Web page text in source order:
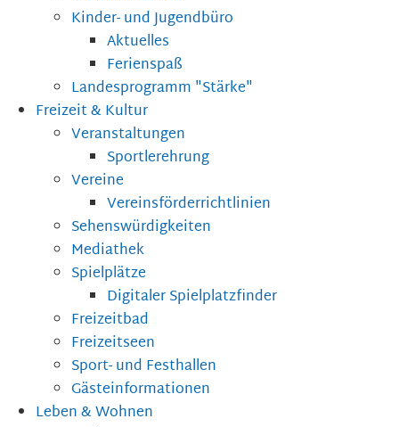
Kinder- und Jugendbüro
Aktuelles
Ferienspaß
Landesprogramm "Stärke"
Freizeit & Kultur
Veranstaltungen
Sportlerehrung
Vereine
Vereinsförderrichtlinien
Sehenswürdigkeiten
Mediathek
Spielplätze
Digitaler Spielplatzfinder
Freizeitbad
Freizeitseen
Sport- und Festhallen
Gästeinformationen
Leben & Wohnen